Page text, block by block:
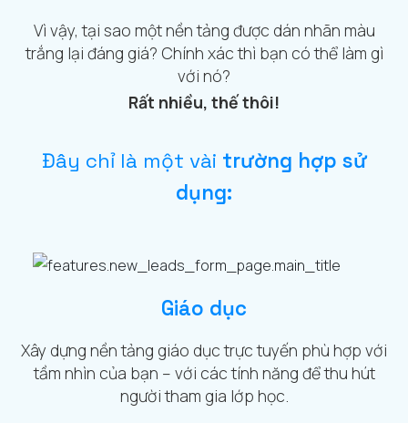
Vì vậy, tại sao một nền tảng được dán nhãn màu
trắng lại đáng giá? Chính xác thì bạn có thể làm gì
với nó?
Rất nhiều, thế thôi!
Đây chỉ là một vài trường hợp sử
dụng:
Giáo dục
Xây dựng nền tảng giáo dục trực tuyến phù hợp với
tầm nhìn của bạn – với các tính năng để thu hút
người tham gia lớp học.